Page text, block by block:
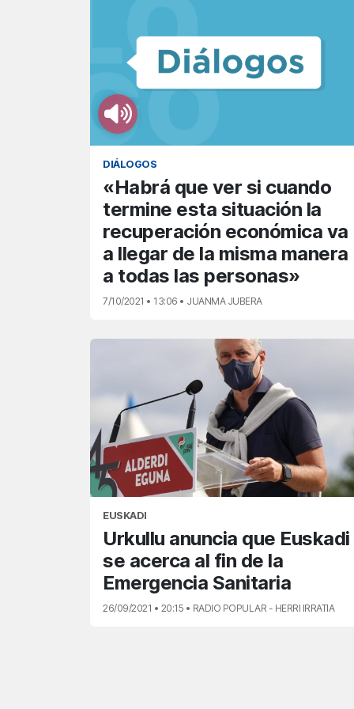
DIÁLOGOS
«Habrá que ver si cuando
termine esta situación la
recuperación económica va
a llegar de la misma manera
a todas las personas»
7/10/2021 • 13:06 • JUANMA JUBERA
EUSKADI
Urkullu anuncia que Euskadi
se acerca al fin de la
Emergencia Sanitaria
26/09/2021 • 20:15 • RADIO POPULAR - HERRI IRRATIA